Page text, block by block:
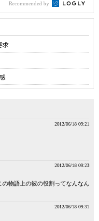
Recommended by
求
2012/06/18 09:21
2012/06/18 09:23
物語上の彼の役割ってなんなん
2012/06/18 09:31